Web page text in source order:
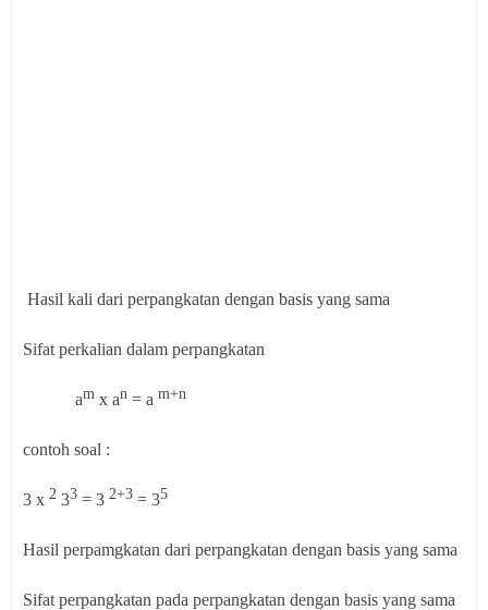
Hasil kali dari perpangkatan dengan basis yang sama
Sifat perkalian dalam perpangkatan
am x an = a m+n
contoh soal :
3 x 2 33 = 3 2+3 = 35
Hasil perpamgkatan dari perpangkatan dengan basis yang sama
Sifat perpangkatan pada perpangkatan dengan basis yang sama